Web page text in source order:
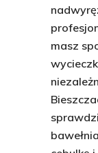
masz